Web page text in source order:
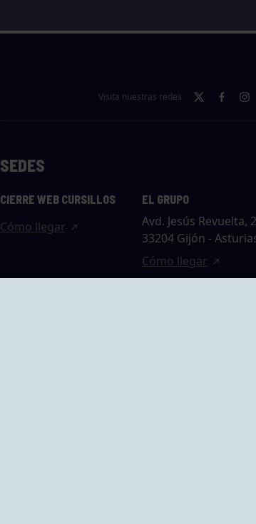
Visita nuestras redes
SEDES
CIERRE WEB CURSILLOS
Cómo llegar
EL GRUPO
Avd. Jesús Revuelta, 2
33204 Gijón -
Cómo llegar